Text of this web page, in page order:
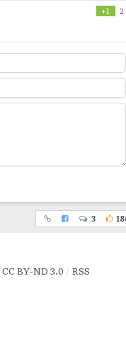
+1 2
3
CC BY-ND 3.0 RSS